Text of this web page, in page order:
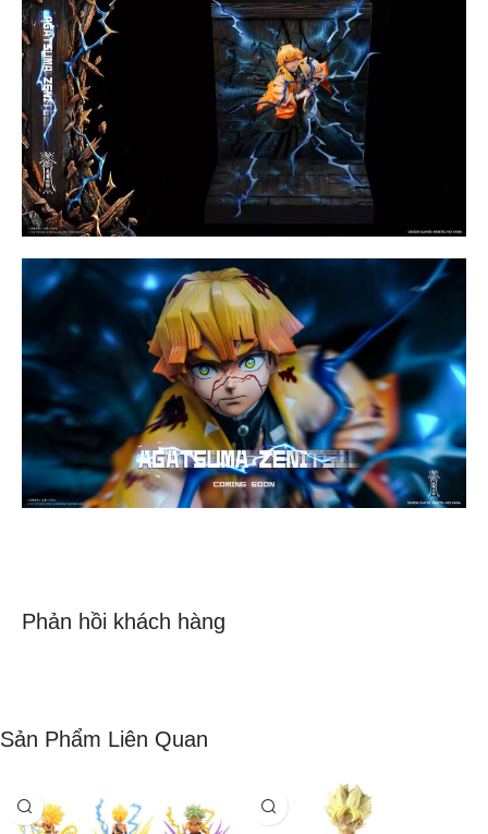
Phản hồi khách hàng
Sản Phẩm Liên Quan